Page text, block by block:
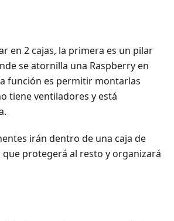
en 2 cajas, la primera es un pilar
se atornilla una Raspberry en
función es permitir montarlas
tiene ventiladores y está
irán dentro de una caja de
que protegerá al resto y organizará